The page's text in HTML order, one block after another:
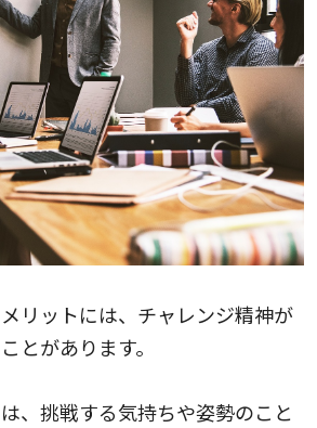
リットには、チャレンジ精神が
とがあります。
、挑戦する気持ちや姿勢のこと